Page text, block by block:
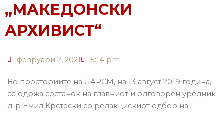
„МАКЕДОНСКИ
АРХИВИСТ“
февруари 2, 2021 5:14 pm
Во просториите на ДАРСМ, на 13 август 2019 година,
се одржа состанок на главниот и одговорен уредник
д-р Емил Крстески со редакцискиот одбор на